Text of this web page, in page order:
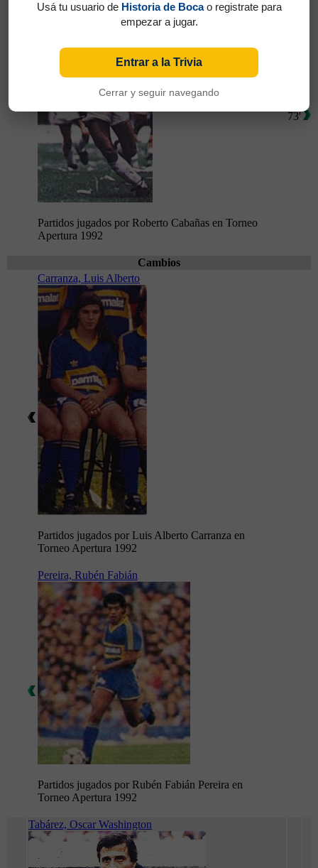
Partidos jugados por Roberto Cabañas en Torneo
Apertura 1992
73'
Cambios
Carranza, Luis Alberto
Partidos jugados por Luis Alberto Carranza en
Torneo Apertura 1992
Pereira, Rubén Fabián
Partidos jugados por Rubén Fabián Pereira en
Torneo Apertura 1992
Tabárez, Oscar Washington
Usá tu usuario de Historia de Bocao registrate para
empezar a jugar.
Entrar a la Trivia
Cerrar y seguir navegando